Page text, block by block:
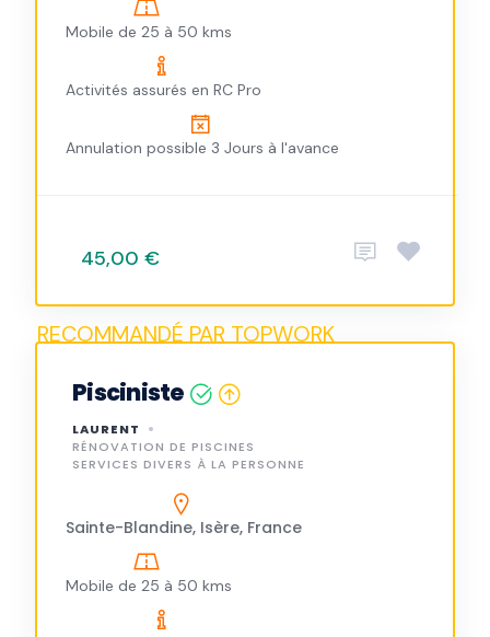
Mobile de 25 à 50 kms
Activités assurés en RC Pro
Annulation possible 3 Jours à l'avance
45,00 €
Pisciniste
LAURENT
RÉNOVATION DE PISCINES
SERVICES DIVERS À LA PERSONNE
Sainte-Blandine, Isère, France
Mobile de 25 à 50 kms